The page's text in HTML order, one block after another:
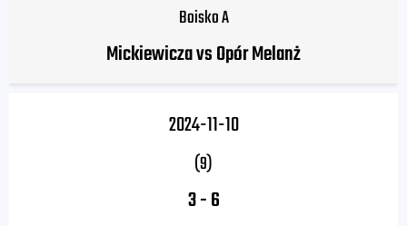
Boisko A
Mickiewicza vs Opór Melanż
2024-11-10
(9)
3-6